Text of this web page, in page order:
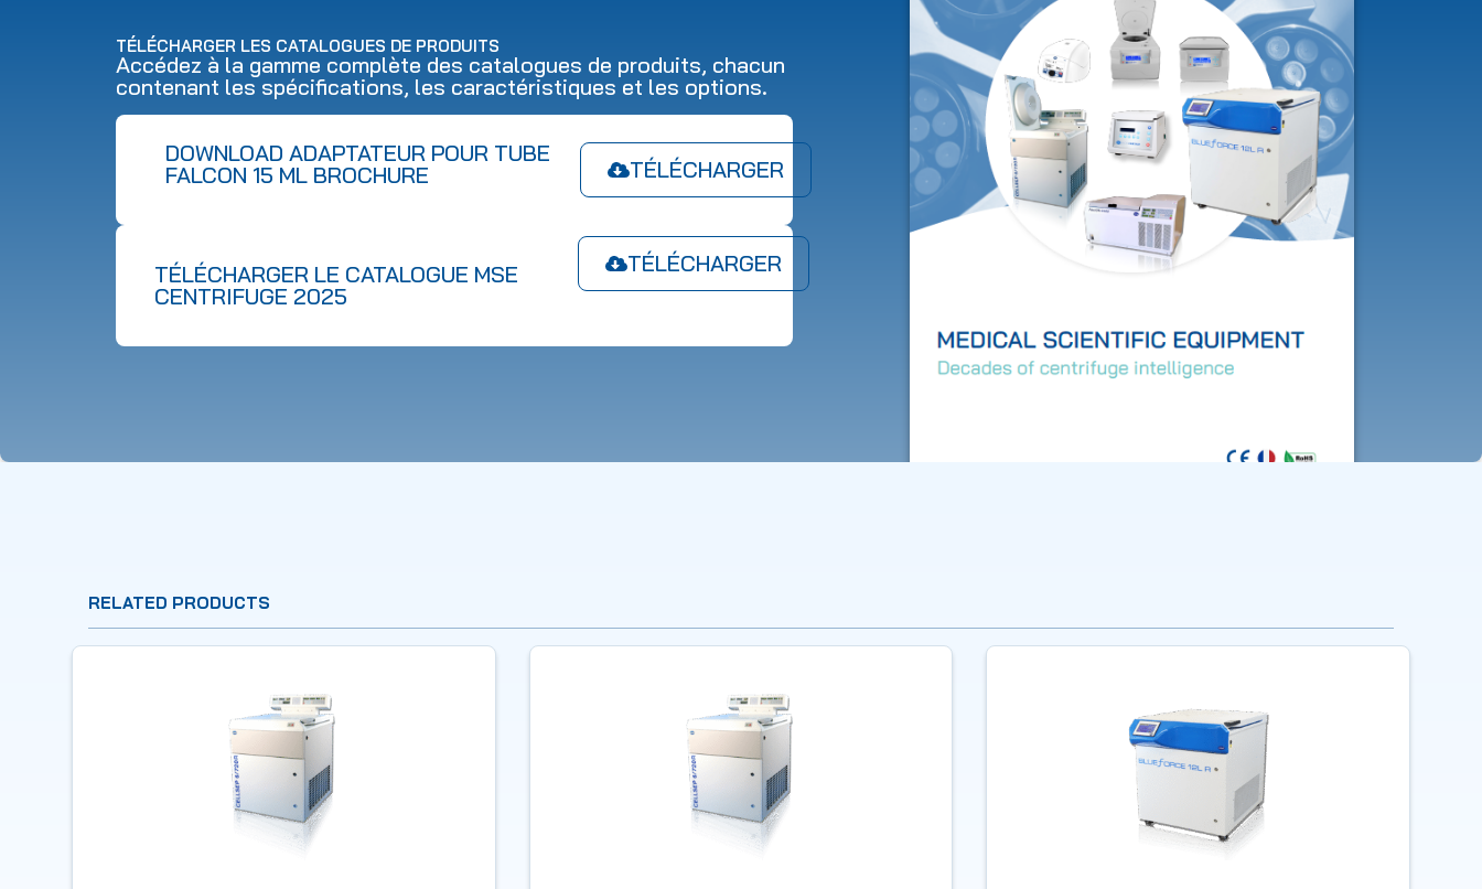
TÉLÉCHARGER LES CATALOGUES DE PRODUITS
Accédez à la gamme complète des catalogues de produits, chacun
contenant les spécifications, les caractéristiques et les options.
TÉLÉCHARGER
DOWNLOAD ADAPTATEUR POUR TUBE
FALCON 15 ML BROCHURE
TÉLÉCHARGER
TÉLÉCHARGER LE CATALOGUE MSE
CENTRIFUGE 2025
RELATED PRODUCTS